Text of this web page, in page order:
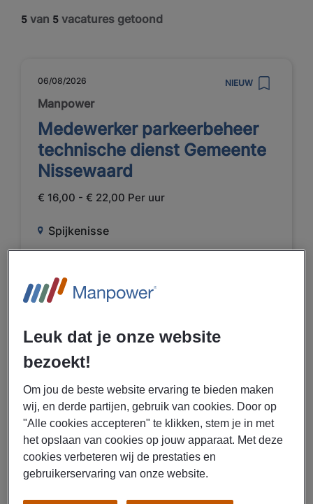
5 van 5 vacatures getoond
06/08/2026 NIEUW
Manpower
Medewerker parkeerbeheer
technische dienst Gemeente
Nissewaard
€ 16,00 - € 22,00 Per uur
Spijkenisse
Fulltime
Uitzenden
sociale verzekeringen
BEKIJK VACATURE
03/08/2026
Manpower
Leuk dat je onze website
bezoekt!
Om jou de beste website ervaring te bieden maken
wij, en derde partijen, gebruik van cookies. Door op
"Alle cookies accepteren" te klikken, stem je in met
het opslaan van cookies op jouw apparaat. Met deze
cookies verbeteren wij de prestaties en
gebruikerservaring van onze website.